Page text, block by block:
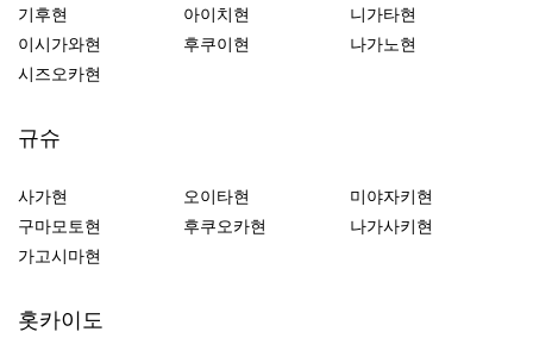
기후현
아이치현
니가타현
이시가와현
후쿠이현
나가노현
시즈오카현
규슈
사가현 오이타현
미야자키현
구마모토현
후쿠오카현
나가사키현
가고시마현
홋카이도